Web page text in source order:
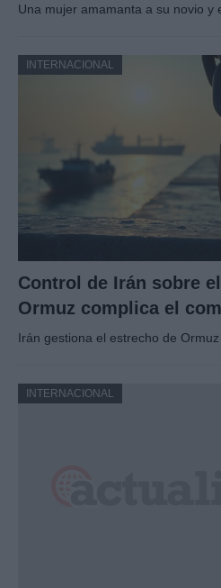
Una mujer amamanta a su novio y
INTERNACIONAL
Control de Irán sobre
Ormuz complica el
Irán gestiona el estrecho de
INTERNACIONAL